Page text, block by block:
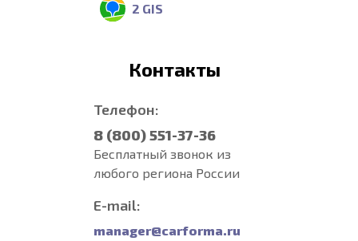
2 GIS
Контакты
Телефон:
8 (800) 551-37-36
Бесплатный звонок из
любого региона России
E-mail:
manager@carforma.ru